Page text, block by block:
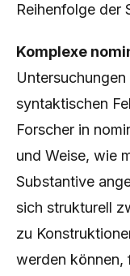
Reihenfolge der
Komplexe
syntaktischen
Forscher in
und Weise, wie
Substantive
sich strukturell
zu
werden können,